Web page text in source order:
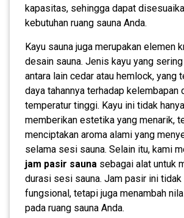
kapasitas, sehingga dapat
kebutuhan ruang sauna Anda.
Kayu sauna juga merupakan elemen
desain sauna. Jenis kayu yang
antara lain cedar atau hemlock, yang
daya tahannya terhadap kelembapan
temperatur tinggi. Kayu ini tidak hanya
memberikan estetika yang menarik,
menciptakan aroma alami yang
selama sesi sauna. Selain itu, kami
jam pasir sauna sebagai alat untuk
durasi sesi sauna. Jam pasir ini tidak
fungsional, tetapi juga menambah
pada ruang sauna Anda.